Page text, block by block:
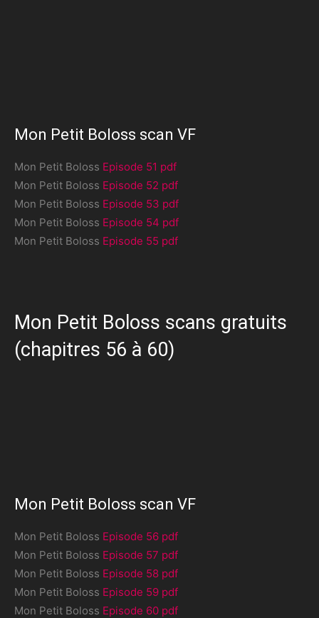
Mon Petit Boloss scan VF
Mon Petit Boloss Episode 51 pdf
Mon Petit Boloss Episode 52 pdf
Mon Petit Boloss Episode 53 pdf
Mon Petit Boloss Episode 54 pdf
Mon Petit Boloss Episode 55 pdf
Mon Petit Boloss scans gratuits
(chapitres 56 à 60)
Mon Petit Boloss scan VF
Mon Petit Boloss Episode 56 pdf
Mon Petit Boloss Episode 57 pdf
Mon Petit Boloss Episode 58 pdf
Mon Petit Boloss Episode 59 pdf
Mon Petit Boloss Episode 60 pdf